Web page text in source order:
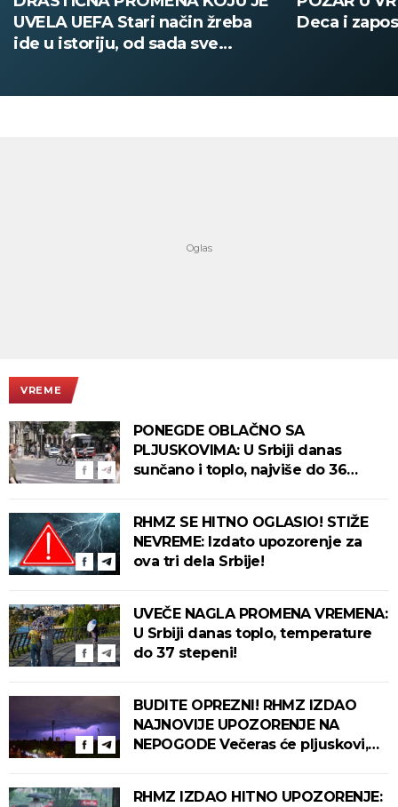
UVELA UEFA Stari način žreba
ide u istoriju, od sada sve
Deca i
VREME
PONEGDE OBLAČNO SA
PLJUSKOVIMA: U Srbiji danas
sunčano i toplo, najviše do 36
RHMZ SE HITNO OGLASIO! STIŽE
NEVREME: Izdato upozorenje za
ova tri dela Srbije!
UVEČE NAGLA PROMENA VREMENA:
U Srbiji danas toplo, temperature
do 37 stepeni!
BUDITE OPREZNI! RHMZ IZDAO
NAJNOVIJE UPOZORENJE NA
NEPOGODE Večeras će pljuskovi,
RHMZ IZDAO HITNO UPOZORENJE: